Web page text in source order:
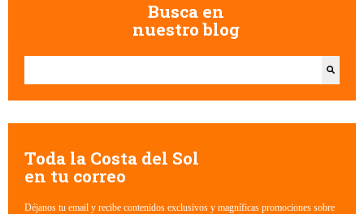
Busca en
nuestro blog
Esto es un campo de búsqueda con una función de texto predictivo.
Toda la Costa del Sol
en tu correo
Déjanos tu email y recibe contenidos exclusivos y magníficas promociones sobre